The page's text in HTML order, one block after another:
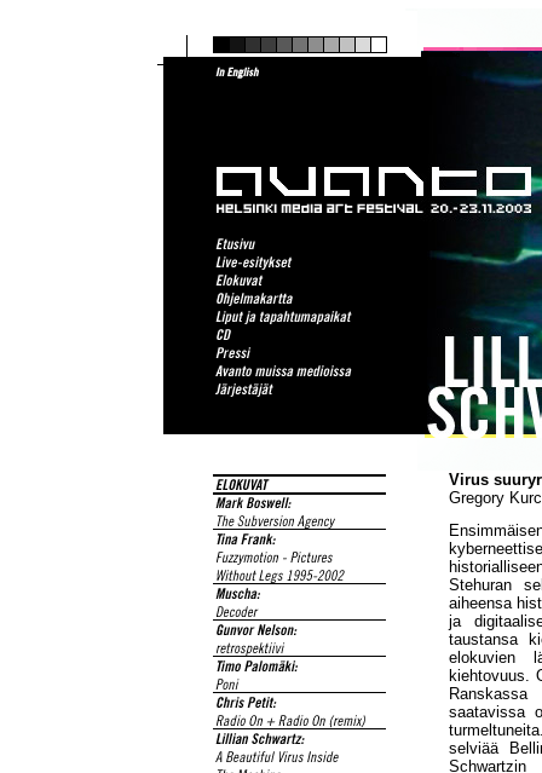
Virus
Gregory
Stehuran
aiheensa
ja
taustansa
elokuvien
kiehtovuus.
saatavissa
selviää